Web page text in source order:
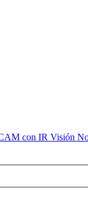
con IR Visión